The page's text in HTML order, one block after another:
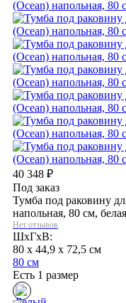
40 348 ₽
Под заказ
Тумба под раковину
напольная, 80 см,
Нет отзывов
ШхГхВ:
80 x 44,9 x 72,5 см
80 см
Есть 1 размер